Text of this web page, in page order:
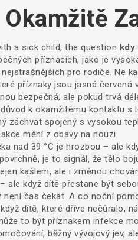
a sick child, the question kdy
příznacích, jako je
pro rodiče. Ne
příznaky jsou jasná
bezpečná, ale pokud trvá
k okamžitému kontaktu s
záchvat spojený s vysokou
mění z obavy na nouzi.
nad 39 °C je hrozbou – ale
je to signál, že tělo
kašlem, ale i změnou
ale když dítě přestane být
není čas čekat. A co noční
dítě, které dříve nečůralo,
to být příznakem infekce
, běžný vývojový jev,